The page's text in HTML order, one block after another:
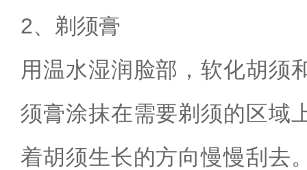
2、剃须膏
用温水湿润脸部，软化胡须
须膏涂抹在需要剃须的区域
着胡须生长的方向慢慢刮去